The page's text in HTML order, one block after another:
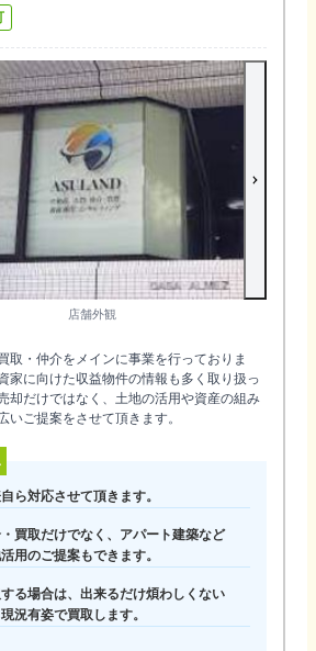
店舗外観
取・仲介をメインに事業を行っておりま
家に向けた収益物件の情報も多く取り扱っ
却だけではなく、土地の活用や資産の組み
いご提案をさせて頂きます。
ら対応させて頂きます。
買取だけでなく、アパート建築など
用のご提案もできます。
る場合は、出来るだけ煩わしくない
況有姿で買取します。